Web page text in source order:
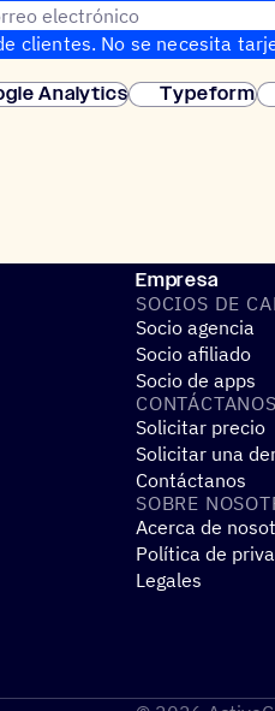
electrónico
clientes. No se necesita
Analytics Typeform
Empresa
SOCIOS DE
Socio agencia
Socio afiliado
Socio de apps
CONTÁC­TA­NOS
Solicitar precio
Solicitar una
Contáctanos
SOBRE
Acerca de
Política de
Legales